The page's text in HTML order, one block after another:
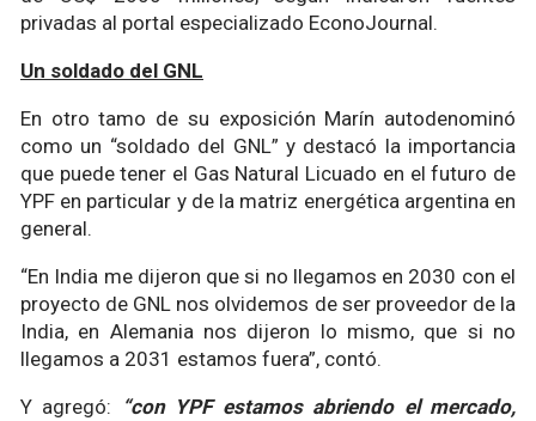
privadas al portal especializado EconoJournal.
Un soldado del GNL
En otro tamo de su exposición Marín autodenominó
como un “soldado del GNL” y destacó la importancia
que puede tener el Gas Natural Licuado en el futuro de
YPF en particular y de la matriz energética argentina en
general.
“En India me dijeron que si no llegamos en 2030 con el
proyecto de GNL nos olvidemos de ser proveedor de la
India, en Alemania nos dijeron lo mismo, que si no
llegamos a 2031 estamos fuera”, contó.
Y agregó:
“con YPF estamos abriendo el mercado,